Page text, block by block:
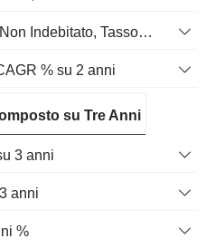
Flusso di Cassa Libero Non Indebitato, Tasso di Crescita Annuo Composto su 2 Anni %
% su 2 anni
su Tre Anni
3 anni
anni
%